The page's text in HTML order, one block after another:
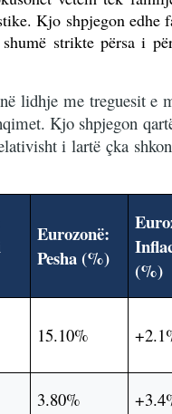
Kjo shpjegon
strikte përsa i
lidhje me treguesit
Kjo shpjegon
i lartë çka
Eurozonë:
Pesha (%)
(%)
15.10%
3.80%